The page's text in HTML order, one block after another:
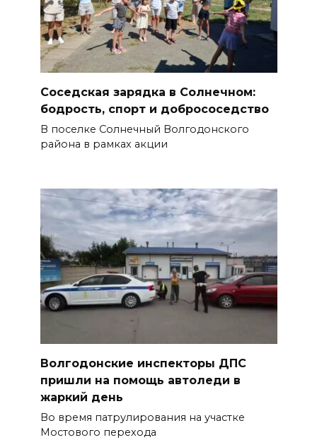
Соседская зарядка в Солнечном:
бодрость, спорт и добрососедство
В поселке Солнечный Волгодонского
района в рамках акции
Волгодонские инспекторы ДПС
пришли на помощь автоледи в
жаркий день
Во время патрулирования на участке
Мостового перехода